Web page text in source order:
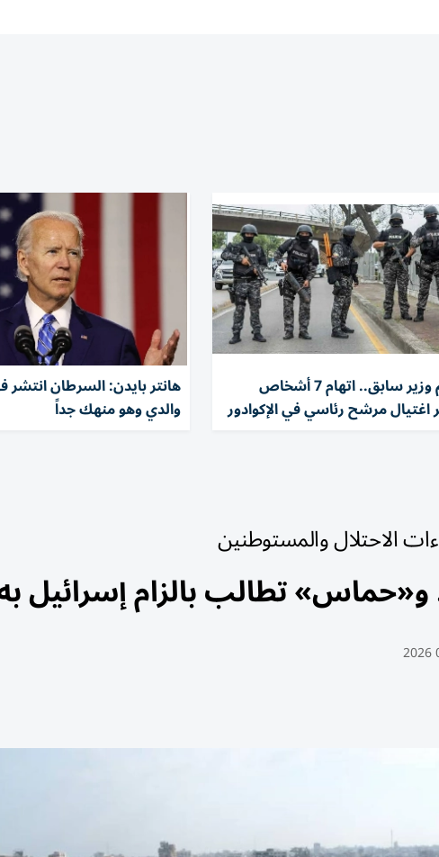
بينهم وزير سابق.. اتهام 7 أشخاص
اغتيال مرشح رئاسي في الإكوادور
هانتر بايدن: السرطان
والدي وهو منهك جداً
الاحتلال والمستوطنين
تطالب بالزام إسرائيل